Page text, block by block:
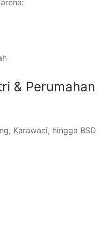
& Perumahan
Karawaci, hingga BSD